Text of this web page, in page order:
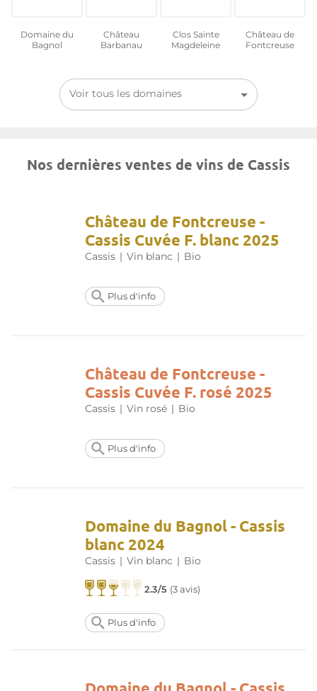
Domaine du
Bagnol
Château
Barbanau
Clos Sainte
Magdeleine
Château de
Fontcreuse
Voir tous les domaines
Nos dernières ventes de vins de Cassis
Château de Fontcreuse -
Cassis Cuvée F. blanc 2025
Cassis | Vin blanc | Bio
Plus d'info
Château de Fontcreuse -
Cassis Cuvée F. rosé 2025
Cassis | Vin rosé | Bio
Plus d'info
Domaine du Bagnol - Cassis
blanc 2024
Cassis | Vin blanc | Bio
2.3/5 (3 avis)
Plus d'info